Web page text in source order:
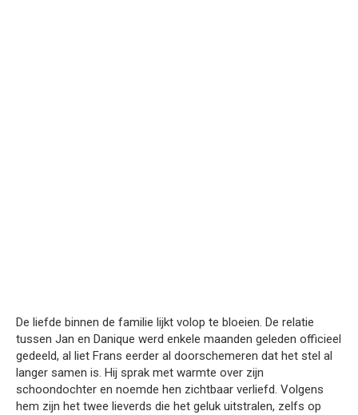
De liefde binnen de familie lijkt volop te bloeien. De relatie
tussen Jan en Danique werd enkele maanden geleden officieel
gedeeld, al liet Frans eerder al doorschemeren dat het stel al
langer samen is. Hij sprak met warmte over zijn
schoondochter en noemde hen zichtbaar verliefd. Volgens
hem zijn het twee lieverds die het geluk uitstralen, zelfs op